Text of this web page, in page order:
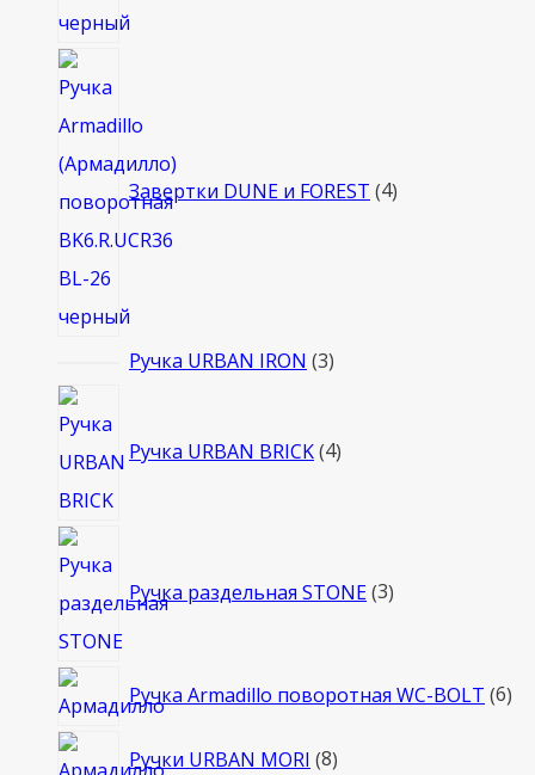
Завертки DUNE и FOREST 4
Ручка URBAN IRON 33
Ручка URBAN BRICK 4товара
Ручка раздельная STONE 3товара
Ручка Armadillo поворотная WC-BOLT 66
Ручки URBAN MORI 88